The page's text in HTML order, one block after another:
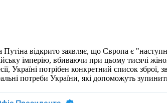
відкрито заявляє, що Європа є
імперію, вбиваючи при цьому тисячі
Україні потрібен конкретний список
потреби України, які допоможуть